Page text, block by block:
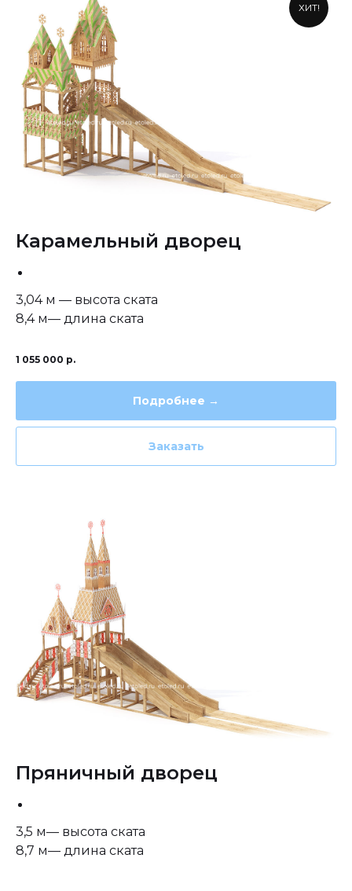
ХИТ!
Карамельный дворец
3,04 м — высота ската
8,4 м— длина ската
1 055 000 р.
Подробнее →
Заказать
Пряничный дворец
3,5 м— высота ската
8,7 м— длина ската